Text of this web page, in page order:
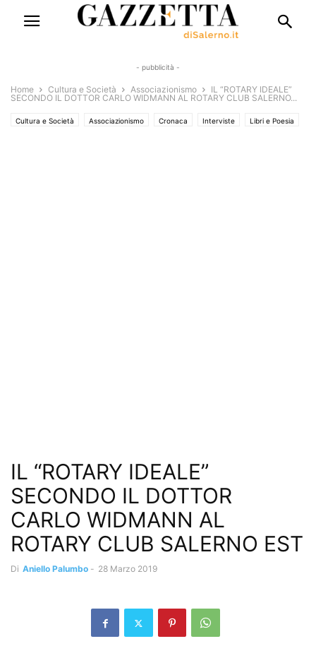
- pubblicità -
Home Cultura e Società Associazionismo
IL “ROTARY IDEALE”
SECONDO IL DOTTOR CARLO WIDMANN AL ROTARY CLUB SALERNO...
Cultura e Società Associazionismo Cronaca Interviste Libri e Poesia
IL “ROTARY IDEALE”
SECONDO IL DOTTOR
CARLO WIDMANN AL
ROTARY CLUB SALERNO EST
Di Aniello Palumbo - 28 Marzo 2019